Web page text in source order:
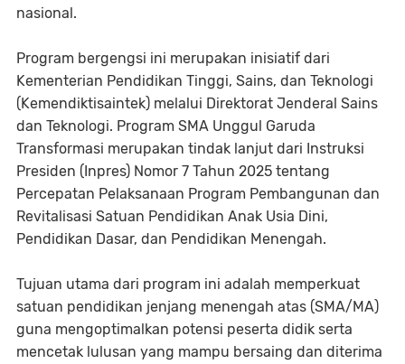
nasional.
Program bergengsi ini merupakan inisiatif dari
Kementerian Pendidikan Tinggi, Sains, dan Teknologi
(Kemendiktisaintek) melalui Direktorat Jenderal Sains
dan Teknologi. Program SMA Unggul Garuda
Transformasi merupakan tindak lanjut dari Instruksi
Presiden (Inpres) Nomor 7 Tahun 2025 tentang
Percepatan Pelaksanaan Program Pembangunan dan
Revitalisasi Satuan Pendidikan Anak Usia Dini,
Pendidikan Dasar, dan Pendidikan Menengah.
Tujuan utama dari program ini adalah memperkuat
satuan pendidikan jenjang menengah atas (SMA/MA)
guna mengoptimalkan potensi peserta didik serta
mencetak lulusan yang mampu bersaing dan diterima